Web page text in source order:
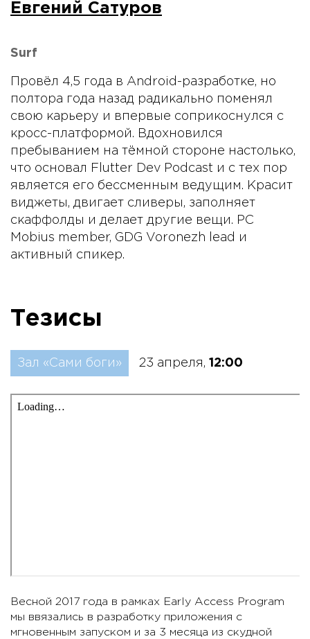
Евгений Сатуров
Surf
Провёл 4,5 года в Android-разработке, но
полтора года назад радикально поменял
свою карьеру и впервые соприкоснулся с
кросс-платформой. Вдохновился
пребыванием на тёмной стороне настолько,
что основал Flutter Dev Podcast и с тех пор
является его бессменным ведущим. Красит
виджеты, двигает сливеры, заполняет
скаффолды и делает другие вещи. PC
Mobius member, GDG Voronezh lead и
активный спикер.
Тезисы
Зал «Сами боги» 23 апреля, 12:00
Весной 2017 года в рамках Early Access Program
мы ввязались в разработку приложения с
мгновенным запуском и за 3 месяца из скудной